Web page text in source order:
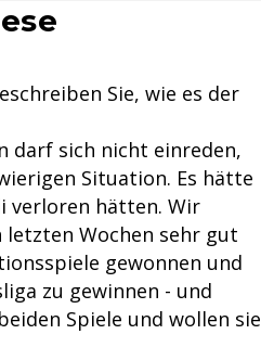
Sie, wie es der
darf sich nicht einreden,
Situation. Es hätte
verloren hätten. Wir
letzten Wochen sehr gut
gewonnen und
zu gewinnen - und
Spiele und wollen sie